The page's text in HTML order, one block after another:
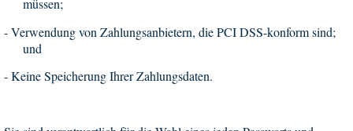
müssen;
-Verwendung von Zahlungsanbietern, die PCI DSS-konform sind;
und
-Keine Speicherung Ihrer Zahlungsdaten.